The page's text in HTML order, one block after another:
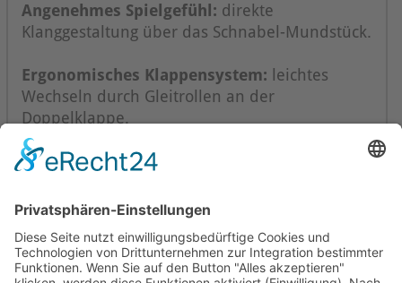
Angenehmes Spielgefühl: direkte
Klanggestaltung über das Schnabel-Mundstück.
Ergonomisches Klappensystem: leichtes
Wechseln durch Gleitrollen an der
Doppelklappe.
Mollenhauer Adresse